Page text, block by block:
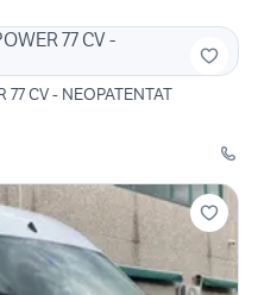
77 CV - NEOPATENTAT